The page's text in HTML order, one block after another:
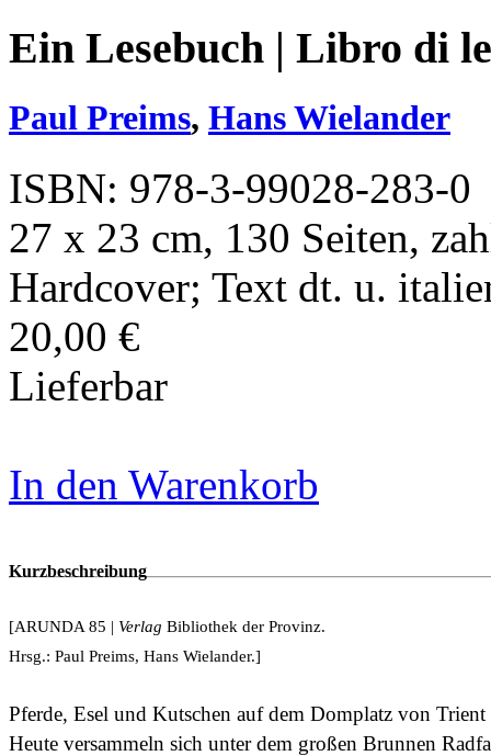
Ein Lesebuch | Libro di
Paul Preims, Hans Wielander
ISBN: 978-3-99028-283-0
27 x 23 cm, 130 Seiten,
Hardcover; Text dt. u.
20,00 €
Lieferbar
In den Warenkorb
Kurzbeschreibung
[ARUNDA 85 | Verlag Bibliothek der Provinz.
Hrsg.: Paul Preims, Hans Wielander.]
Pferde, Esel und Kutschen auf dem Domplatz von
Heute versammeln sich unter dem großen Brunnen